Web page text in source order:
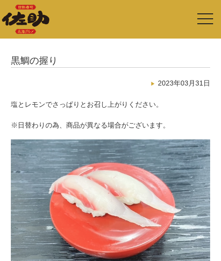
黒鯛の握り
2023年03月31日
塩とレモンでさっぱりとお召し上がりください。
※日替わりの為、商品が異なる場合がございます。